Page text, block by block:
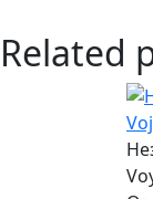
Related